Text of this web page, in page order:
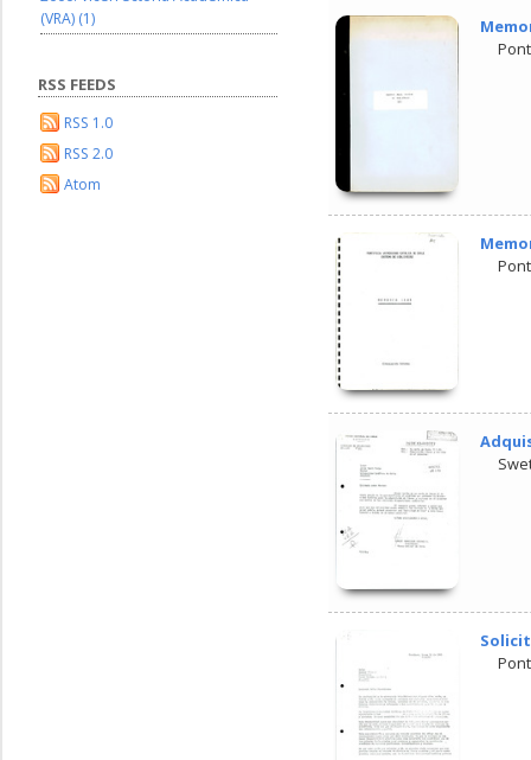
(VRA) (1)
RSS FEEDS
RSS 1.0
RSS 2.0
Atom